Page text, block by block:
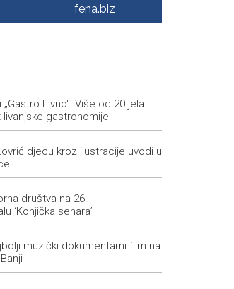
Vojne policije HVO-a odali
fena.biz
Livno“: Više od 20 jela
gastronomije
djecu kroz ilustracije uvodi u
društva na 26.
‘Konjička sehara’
muzički dokumentarni film na